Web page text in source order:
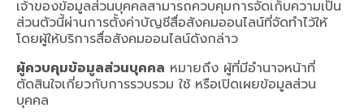
เจ้าของข้อมูลส่วนบุคคลสามารถควบคุมการจัดเก็บความเป็น
ส่วนตัวนี้ผ่านการตั้งค่าบัญชีสื่อสังคมออนไลน์ที่จัดทำไว้ให้
โดยผู้ให้บริการสื่อสังคมออนไลน์ดังกล่าว
ผู้ควบคุมข้อมูลส่วนบุคคล หมายถึง ผู้ที่มีอำนาจหน้าที่
ตัดสินใจเกี่ยวกับการรวบรวม ใช้ หรือเปิดเผยข้อมูลส่วน
บุคคล